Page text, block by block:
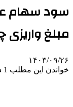
سود سهام
مبلغ
۱۴۰۳/۰۹/۲۶
خواندن این مطلب 1 دقیقه زمان میبرد